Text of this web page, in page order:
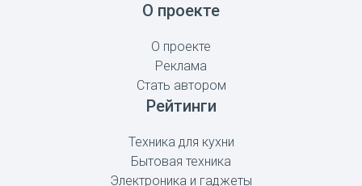
О проекте
О проекте
Реклама
Стать автором
Рейтинги
Техника для кухни
Бытовая техника
Электроника и гаджеты